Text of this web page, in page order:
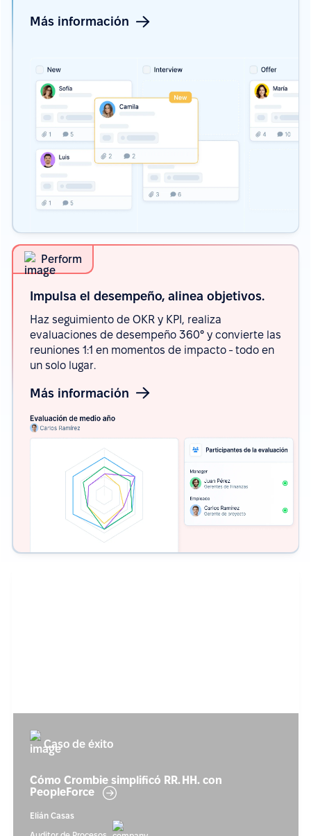
Más información
Perform
Impulsa el desempeño, alinea objetivos.
Haz seguimiento de OKR y KPI, realiza
evaluaciones de desempeño 360° y convierte las
reuniones 1:1 en momentos de impacto - todo en
un solo lugar.
Más información
Caso de éxito
Cómo Crombie simplificó RR. HH. con
PeopleForce
Elián Casas